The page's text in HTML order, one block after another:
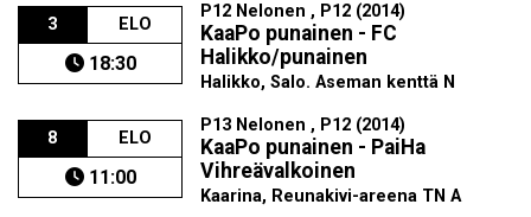
3 ELO
18:30
P12 Nelonen , P12 (2014)
KaaPo punainen - FC
Halikko/punainen
Halikko, Salo. Aseman kenttä N
8 ELO
11:00
P13 Nelonen , P12 (2014)
KaaPo punainen - PaiHa
Vihreävalkoinen
Kaarina, Reunakivi-areena TN A